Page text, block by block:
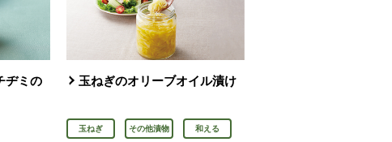
ヂミの
玉ねぎのオリーブオイル漬け
玉ねぎ その他漬物 和える